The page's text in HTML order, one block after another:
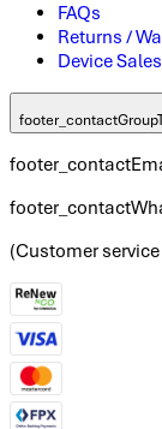
FAQs
Returns /
Device
(Customer